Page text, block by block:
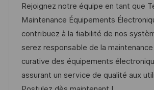
a
l
i
s
a
t
t
e
d
’
a
f
f
é
r
e
n
c
a
t
é
g
o
r
Rejoignez notre équipe en tant que
Maintenance Équipements
contribuez à la fiabilité de nos
serez responsable de la
curative des équipements
assurant un service de qualité aux